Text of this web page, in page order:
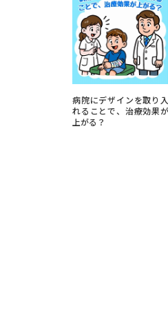
病院にデザインを取り入
れることで、治療効果が
上がる？